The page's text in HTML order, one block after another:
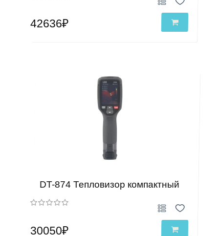
42636₽
DT-874 Тепловизор компактный
30050₽